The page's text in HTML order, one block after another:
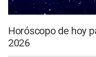
Horóscopo de hoy
2026